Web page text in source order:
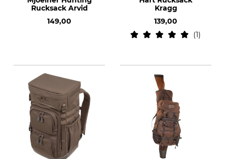
Rucksack Arvid
149,00
Kragg
139,00
1